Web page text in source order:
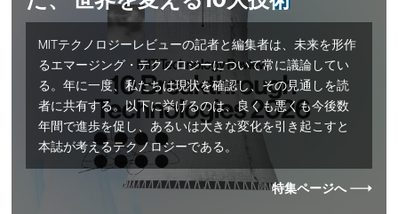
MITテクノロジーレビューの記者と編集者は、未来を形作
るエマージング・テクノロジーについて常に議論してい
る。年に一度、私たちは現状を確認し、その見通しを読
者に共有する。以下に挙げるのは、良くも悪くも今後数
年間で進歩を促し、あるいは大きな変化を引き起こすと
本誌が考えるテクノロジーである。
特集ページへ